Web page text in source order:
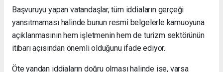
Başvuruyu yapan vatandaşlar, tüm iddiaların gerçeği
yansıtmaması halinde bunun resmi belgelerle kamuoyuna
açıklanmasının hem işletmenin hem de turizm sektörünün
itibarı açısından önemli olduğunu ifade ediyor.
Öte yandan iddiaların doğru olması halinde ise, varsa